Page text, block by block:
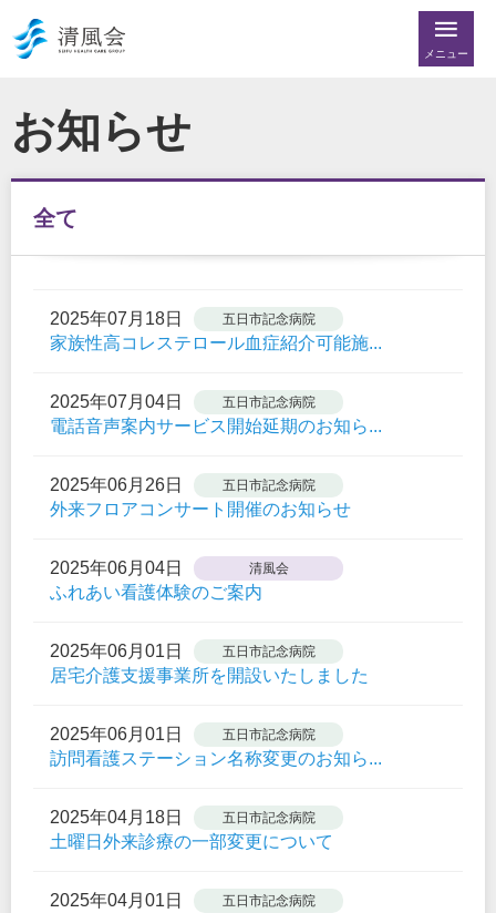
メニュー
お知らせ
全て
2025年07月18日 五日市記念病院
家族性高コレステロール血症紹介可能施...
2025年07月04日 五日市記念病院
電話音声案内サービス開始延期のお知ら...
2025年06月26日 五日市記念病院
外来フロアコンサート開催のお知らせ
2025年06月04日 清風会
ふれあい看護体験のご案内
2025年06月01日 五日市記念病院
居宅介護支援事業所を開設いたしました
2025年06月01日 五日市記念病院
訪問看護ステーション名称変更のお知ら...
2025年04月18日 五日市記念病院
土曜日外来診療の一部変更について
2025年04月01日 五日市記念病院